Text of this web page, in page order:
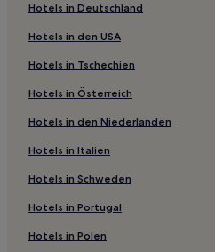
Ferienwohnungen in Providencia
Aparthotels in Providencia
B&B in Providencia
Hostels in Providencia
3-Sterne-Hotels in Farellones
3-Sterne-Hotels in Recoleta
2-Sterne-Hotels in San Alfonso
4-Sterne-Hotels in Providencia
3-Sterne-Hotels in Providencia
Hotels in Deutschland
Hotels in den USA
Hotels in Tschechien
Hotels in Österreich
Hotels in den Niederlanden
Hotels in Italien
Hotels in Schweden
Hotels in Portugal
Hotels in Polen